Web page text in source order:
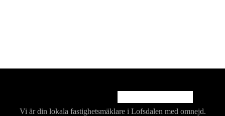
Vi är din lokala fastighetsmäklare i Lofsdalen med omnejd.